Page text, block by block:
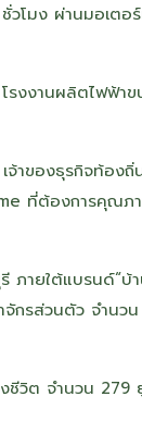
วโมง ผ่านมอเตอร์
รงงานผลิตไฟฟ้าข
จ้าของธุรกิจท้องถิ่
ที่ต้องการคุณภ
ภายใต้แบรนด์“บ้
กรส่วนตัว จำนวน
ชีวิต จำนวน 279